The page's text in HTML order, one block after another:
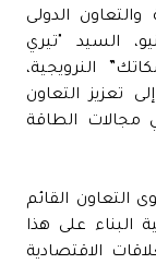
الدولى
بالخارج، يوم الثلاثاء ٢٣ يونيو، السيد "تيري
النرويجية،
تعزيز التعاون
مجالات الطاقة
التعاون القائم
البناء على هذا
الاقتصادية